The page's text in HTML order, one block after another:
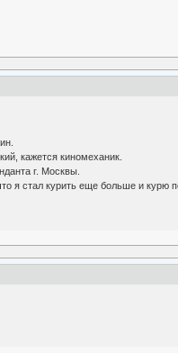
кажется киномеханик.
г. Москвы.
я стал курить еще больше и курю